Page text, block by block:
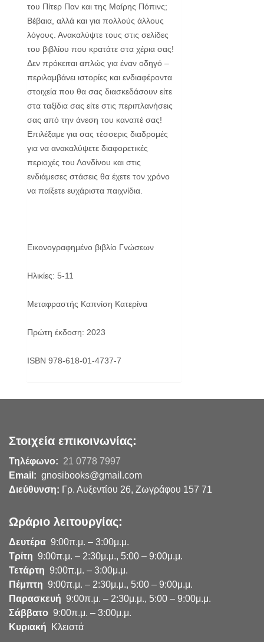
του Πίτερ Παν και της Μαίρης Πόπινς;
Βέβαια, αλλά και για πολλούς άλλους
λόγους. Ανακαλύψτε τους στις σελίδες
του βιβλίου που κρατάτε στα χέρια σας!
Δεν πρόκειται απλώς για έναν οδηγό –
περιλαμβάνει ιστορίες και ενδιαφέροντα
στοιχεία που θα σας διασκεδάσουν είτε
στα ταξίδια σας είτε στις περιπλανήσεις
σας από την άνεση του καναπέ σας!
Επιλέξαμε για σας τέσσερις διαδρομές
για να ανακαλύψετε διαφορετικές
περιοχές του Λονδίνου και στις
ενδιάμεσες στάσεις θα έχετε τον χρόνο
να παίξετε ευχάριστα παιχνίδια.
Εικονογραφημένο βιβλίο Γνώσεων
Ηλικίες: 5-11
Μεταφραστής Καπνίση Κατερίνα
Πρώτη έκδοση: 2023
ISBN 978-618-01-4737-7
Στοιχεία επικοινωνίας:
Τηλέφωνο: 21 0778 7997
Email: gnosibooks@gmail.com
Διεύθυνση: Γρ. Αυξεντίου 26, Ζωγράφου 157 71
Ωράριο λειτουργίας:
Δευτέρα 9:00π.μ. – 3:00μ.μ.
Τρίτη 9:00π.μ. – 2:30μ.μ., 5:00 – 9:00μ.μ.
Τετάρτη 9:00π.μ. – 3:00μ.μ.
Πέμπτη 9:00π.μ. – 2:30μ.μ., 5:00 – 9:00μ.μ.
Παρασκευή 9:00π.μ. – 2:30μ.μ., 5:00 – 9:00μ.μ.
Σάββατο 9:00π.μ. – 3:00μ.μ.
Κυριακή Κλειστά